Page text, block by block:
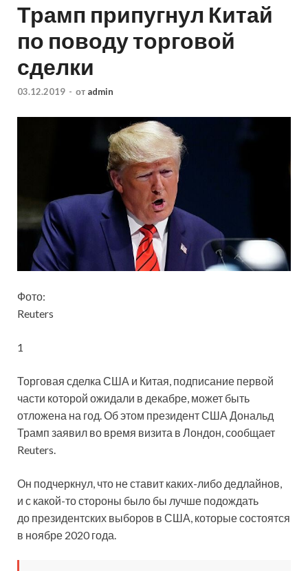
Трамп припугнул Китай
по поводу торговой
сделки
03.12.2019 - от admin
Фото:
Reuters
1
Торговая сделка США и Китая, подписание первой
части которой ожидали в декабре, может быть
отложена на год. Об этом президент США Дональд
Трамп заявил во время визита в Лондон, сообщает
Reuters.
Он подчеркнул, что не ставит каких-либо дедлайнов,
и с какой-то стороны было бы лучше подождать
до президентских выборов в США, которые состоятся
в ноябре 2020 года.